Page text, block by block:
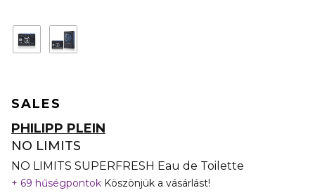
SALES
PHILIPP PLEIN
NO LIMITS
NO LIMITS SUPERFRESH Eau de Toilette
69 hűségpontok Köszönjük a vásárlást!